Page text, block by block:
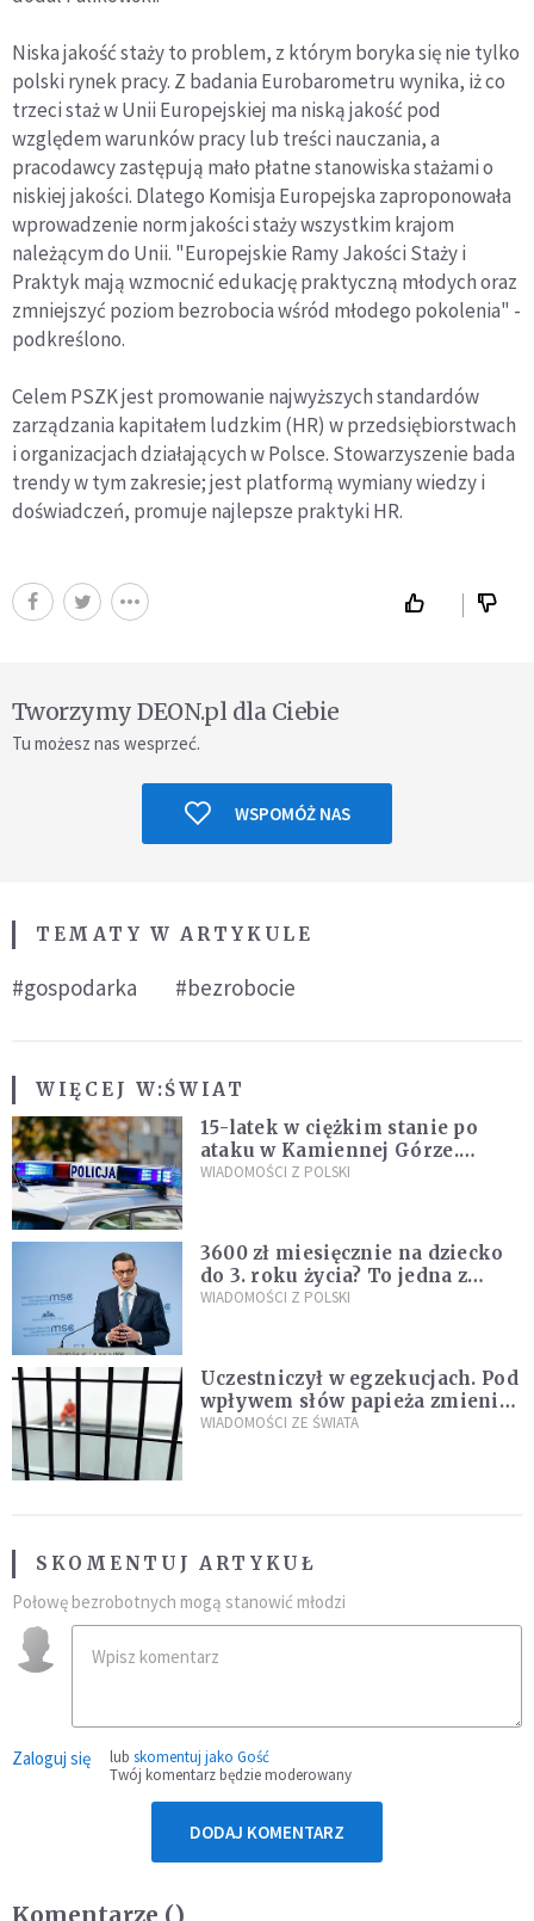
Niska jakość staży to problem, z którym boryka się nie tylko
polski rynek pracy. Z badania Eurobarometru wynika, iż co
trzeci staż w Unii Europejskiej ma niską jakość pod
względem warunków pracy lub treści nauczania, a
pracodawcy zastępują mało płatne stanowiska stażami o
niskiej jakości. Dlatego Komisja Europejska zaproponowała
wprowadzenie norm jakości staży wszystkim krajom
należącym do Unii. "Europejskie Ramy Jakości Staży i
Praktyk mają wzmocnić edukację praktyczną młodych oraz
zmniejszyć poziom bezrobocia wśród młodego pokolenia" -
podkreślono.
Celem PSZK jest promowanie najwyższych standardów
zarządzania kapitałem ludzkim (HR) w przedsiębiorstwach
i organizacjach działających w Polsce. Stowarzyszenie bada
trendy w tym zakresie; jest platformą wymiany wiedzy i
doświadczeń, promuje najlepsze praktyki HR.
Tworzymy DEON.pl dla Ciebie
Tu możesz nas wesprzeć.
WSPOMÓŻ NAS
TEMATY W ARTYKULE
#gospodarka #bezrobocie
WIĘCEJ W:ŚWIAT
15-latek w ciężkim stanie po
ataku w Kamiennej Górze.
Policja zatrzymała dwóch
WIADOMOŚCI Z POLSKI
3600 zł miesięcznie na dziecko
do 3. roku życia? To jedna z
propozycji programu "Rozwój
WIADOMOŚCI Z POLSKI
Uczestniczył w egzekucjach. Pod
wpływem słów papieża zmienił
zdanie
WIADOMOŚCI ZE ŚWIATA
SKOMENTUJ ARTYKUŁ
Połowę bezrobotnych mogą stanowić młodzi
Zaloguj się lub skomentuj jako Gość
Twój komentarz będzie moderowany
DODAJ KOMENTARZ
Komentarze ()